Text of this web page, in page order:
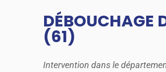
DÉBOUCHAGE
(61)
Intervention dans le